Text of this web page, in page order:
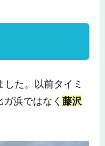
た。以前タイミ
ガ浜ではなく藤沢